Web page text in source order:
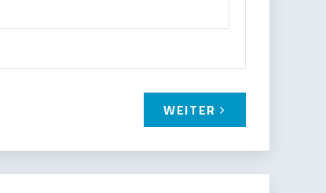
WEITER